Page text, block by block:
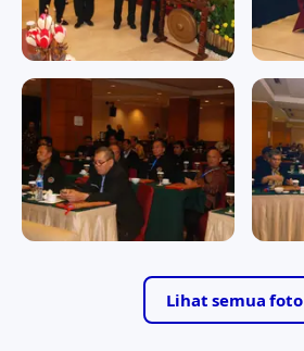
RAPAT KERJA II/2016
RAPAT KERJA II/2016
RAPAT KERJA II/2016
Lihat semua foto